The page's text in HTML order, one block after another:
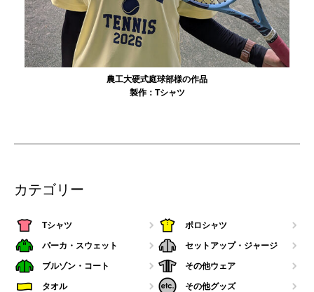
農工大硬式庭球部様の作品
製作： Tシャツ
カテゴリー
Tシャツ ポロシャツ
パーカ・スウェット セットアップ・ジャージ
ブルゾン・コート その他ウェア
タオル その他グッズ